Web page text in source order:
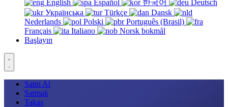
English Español 한국어
Deutsch
Українська
Türkçe
Dansk
Nederlands
Polski
Português (Brasil)
Français
Italiano
Norsk bokmål
Başlayın
Satın Al
Satmak
Takas